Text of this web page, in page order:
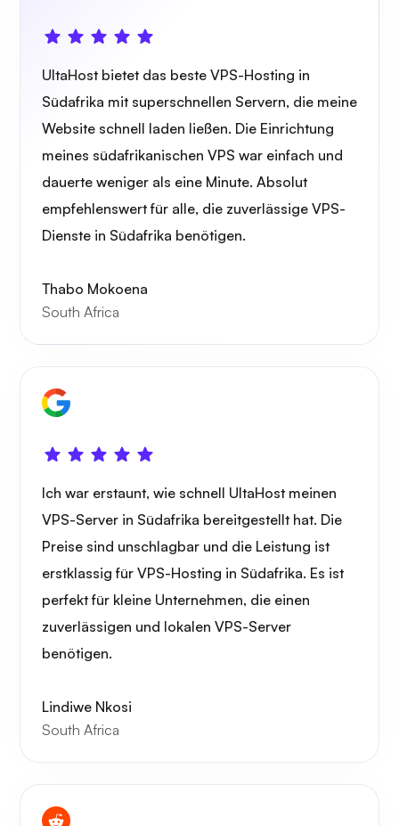
Wireguard
Spielröhre
Träger
Grafana
UltaHost bietet das beste VPS-Hosting in
Südafrika mit superschnellen Servern, die meine
Website schnell laden ließen. Die Einrichtung
meines südafrikanischen VPS war einfach und
dauerte weniger als eine Minute. Absolut
empfehlenswert für alle, die zuverlässige VPS-
Dienste in Südafrika benötigen.
Thabo Mokoena
South Africa
Ich war erstaunt, wie schnell UltaHost meinen
VPS-Server in Südafrika bereitgestellt hat. Die
Preise sind unschlagbar und die Leistung ist
erstklassig für VPS-Hosting in Südafrika. Es ist
perfekt für kleine Unternehmen, die einen
zuverlässigen und lokalen VPS-Server
benötigen.
Lindiwe Nkosi
South Africa